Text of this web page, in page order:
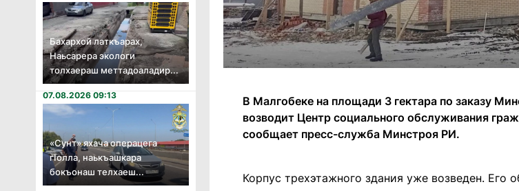
Бахархой латкъарах,
Наьсарера экологи
толхаераш меттадоаладир...
07.08.2026 09:13
«Сунт» яхача операцега
гӏолла, наькъашкара
бокъонаш телхаеш...
В Малгобеке на площади 3 гектара по заказу
возводит Центр социального обслуживания
сообщает пресс-служба Минстроя РИ.
Корпус трехэтажного здания уже возведен. Его